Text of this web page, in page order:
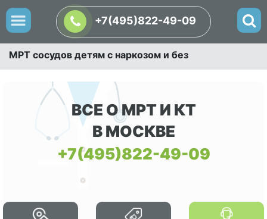
+7(495)822-49-09
МРТ сосудов детям с наркозом и без
ВСЕ О МРТ И КТ
В МОСКВЕ
+7(495)822-49-09